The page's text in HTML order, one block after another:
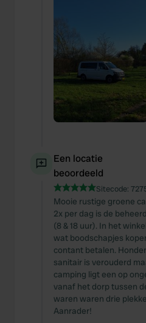
Een locatie
beoordeeld
Sitecode:
Mooie rustige groene
2x per dag is de
(8 & 18 uur). In het
wat boodschapjes
contant betalen.
sanitair is verouderd
camping ligt een op
vanaf het dorp tussen
waren waren drie
Aanrader!